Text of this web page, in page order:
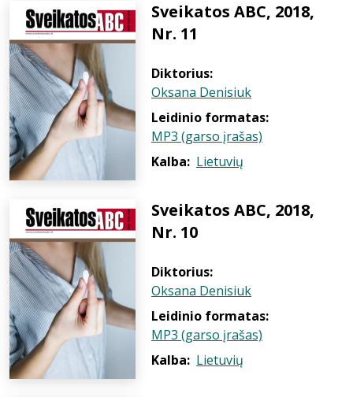
Sveikatos ABC, 2018,
Nr. 11
Diktorius:
Oksana Denisiuk
Leidinio formatas:
MP3 (garso įrašas)
Kalba: Lietuvių
Sveikatos ABC, 2018,
Nr. 10
Diktorius:
Oksana Denisiuk
Leidinio formatas:
MP3 (garso įrašas)
Kalba: Lietuvių